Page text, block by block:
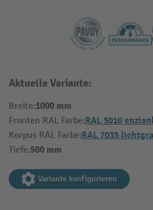
Aktuelle Variante:
Breite:1000 mm
Fronten RAL Farbe:RAL 5010
Korpus RAL Farbe:RAL 7035
Tiefe:500 mm
Variante konfigurieren